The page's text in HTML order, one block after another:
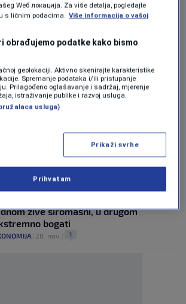
SMAJIĆ SA DW-A ZA N1
Njemačkoj sve više ljudi koji spajaju kraj
DAN|6. feb.| 0
PODACI
od 21 posto Nijemaca suočava se s
od siromaštva
3. feb. 0
u siromaštvu
žive siromašni, u drugom
bogati
28. nov. 1
Wеб локација. Za više detalja, pogledajte
s ličnim podacima. Više informacija o vašoj
obrađujemo podatke kako bismo
geolokaciji. Aktivno skenirajte karakteristike
Spremanje podataka i/ili pristupanje
Prilagođeno oglašavanje i sadržaj, mjerenje
istraživanje publike i razvoj usluga.
usluga)
Prikaži svrhe
Prihvatam